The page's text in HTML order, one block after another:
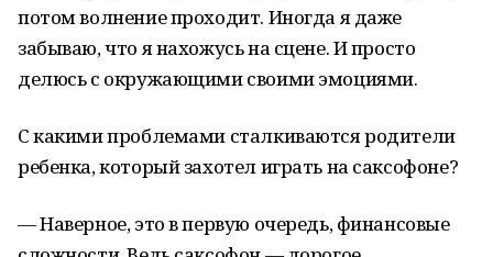
потом волнение проходит. Иногда я даже
забываю, что я нахожусь на сцене. И просто
делюсь с окружающими своими эмоциями.
С какими проблемами сталкиваются родители
ребенка, который захотел играть на саксофоне?
— Наверное, это в первую очередь, финансовые